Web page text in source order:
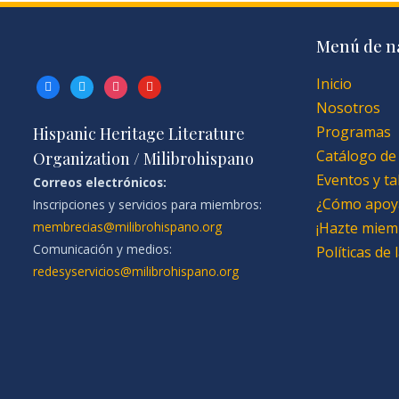
facebooktwitterinstagramyoutube
Hispanic Heritage Literature
Organization / Milibrohispano
Correos electrónicos:
Inscripciones y servicios para miembros:
membrecias@milibrohispano.org
Comunicación y medios:
redesyservicios@milibrohispano.org
Menú de
Inicio
Nosotros
Programas
Catálogo
Eventos y
¿Cómo
¡Hazte
Políticas de